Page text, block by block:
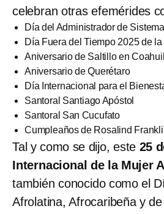
celebran otras efemérides
Día del Administrador de
Día Fuera del Tiempo 2025 de
Aniversario de Saltillo en
Aniversario de Querétaro
Día Internacional para el
Santoral Santiago Apóstol
Santoral San Cucufato
Cumpleaños de Rosalind
Tal y como se dijo, este 25
Internacional de la Mujer
también conocido como el
Afrolatina, Afrocaribeña y